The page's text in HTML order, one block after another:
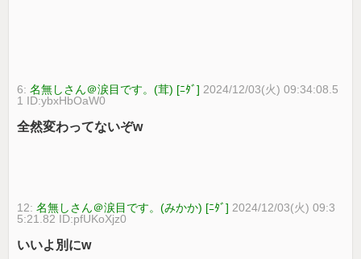
6:名無しさん＠涙目です。(茸) [ﾆﾀﾞ] 2024/12/03(火) 09:34:08.5
1 ID:ybxHbOaW0
全然変わってないぞw
12:名無しさん＠涙目です。(みかか) [ﾆﾀﾞ] 2024/12/03(火) 09:3
5:21.82 ID:pfUKoXjz0
いいよ別にw